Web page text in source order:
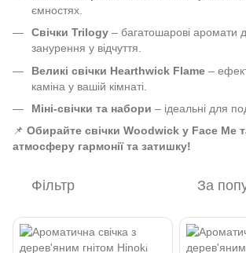
ємностях.
Свічки Trilogy – багатошарові аромати
занурення у відчуття.
Великі свічки Hearthwick Flame –
каміна у вашій кімнаті.
Міні-свічки та набори – ідеальні для
📌 Обирайте свічки Woodwick у Face Me
атмосферу гармонії та затишку!
Фільтр За